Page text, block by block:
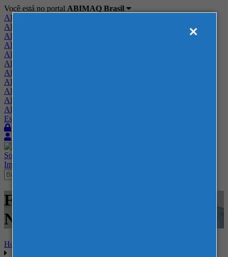
Você está no portal ABIMAQ Brasil
ABIMAQ Brasil
ABIMAQ Minas Gerais
ABIMAQ Norte-Nordeste
ABIMAQ Paraná
ABIMAQ Piracicaba
ABIMAQ Ribeirão Preto
ABIMAQ Rio de Janeiro
ABIMAQ Rio Grande do Sul
ABIMAQ Santa Catarina
ABIMAQ São Paulo
ABIMAQ Vale do Paraíba
Escritório de Relações Governamentais
Sobre
Imprensa
Feiras - BolognaFiere - Feira
Nacional - Meio Ambiente
Home